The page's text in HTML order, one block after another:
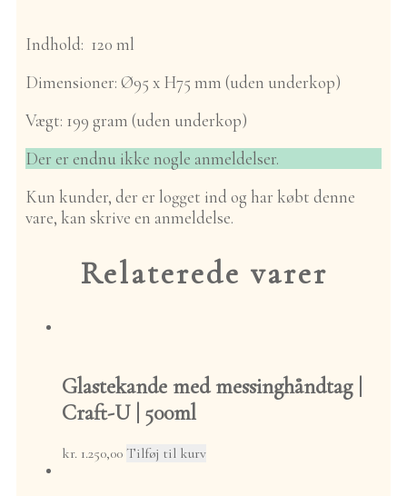
Shizuoka
Kamo Shizen
Nōen | Kyoto
Mitocha Nōen |
Nara
Rūpi Chaen |
Miyazaki
Kenkō Chaen |
Naturligt
landbrug
Mizudashi Cold Brew
Teudstyr
Indhold: 120 ml
Dimensioner: Ø95 x H75 mm (uden underkop)
Vægt: 199 gram (uden underkop)
Der er endnu ikke nogle anmeldelser.
Kun kunder, der er logget ind og har købt denne
vare, kan skrive en anmeldelse.
Relaterede varer
Glastekande med messinghåndtag |
Craft-U | 500ml
kr.1.250,00 Tilføj til kurv